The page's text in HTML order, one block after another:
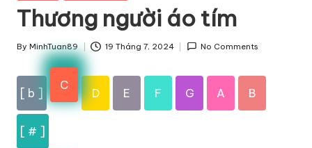
Thương người áo tím
Posted
By MinhTuan89 19 Tháng 7, 2024 No Comments
[ b ]
C
D E F G A B
[ # ]